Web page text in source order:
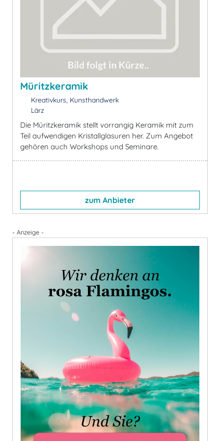
Müritzkeramik
Kreativkurs, Kunsthandwerk
Lärz
Die Müritzkeramik stellt vorrangig Keramik mit zum
Teil aufwendigen Kristallglasuren her. Zum Angebot
gehören auch Workshops und Seminare.
zum Anbieter
- Anzeige -